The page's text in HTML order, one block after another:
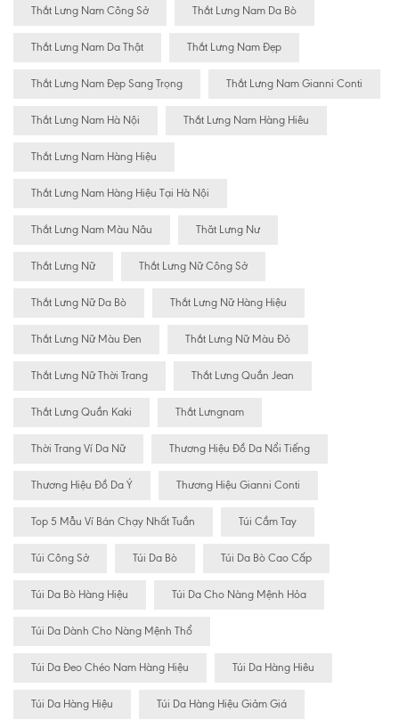
Thắt Lưng Nam Công Sở Thắt Lưng Nam Da Bò
Thắt Lưng Nam Da Thật Thắt Lưng Nam Đẹp
Thắt Lưng Nam Đẹp Sang Trọng Thắt Lưng Nam Gianni Conti
Thắt Lưng Nam Hà Nội Thắt Lưng Nam Hàng Hiêu
Thắt Lưng Nam Hàng Hiệu
Thắt Lưng Nam Hàng Hiệu Tại Hà Nội
Thắt Lưng Nam Màu Nâu Thăt Lưng Nư
Thắt Lưng Nữ Thắt Lưng Nữ Công Sở
Thắt Lưng Nữ Da Bò Thắt Lưng Nữ Hàng Hiệu
Thắt Lưng Nữ Màu Đen Thắt Lưng Nữ Màu Đỏ
Thắt Lưng Nữ Thời Trang Thắt Lưng Quần Jean
Thắt Lưng Quần Kaki Thắt Lưngnam
Thời Trang Ví Da Nữ Thương Hiệu Đồ Da Nổi Tiếng
Thương Hiệu Đồ Da Ý Thương Hiệu Gianni Conti
Top 5 Mẫu Ví Bán Chạy Nhất Tuần Túi Cầm Tay
Túi Công Sở Túi Da Bò Túi Da Bò Cao Cấp
Túi Da Bò Hàng Hiệu Túi Da Cho Nàng Mệnh Hỏa
Túi Da Dành Cho Nàng Mệnh Thổ
Túi Da Đeo Chéo Nam Hàng Hiệu Túi Da Hàng Hiêu
Túi Da Hàng Hiệu Túi Da Hàng Hiệu Giảm Giá